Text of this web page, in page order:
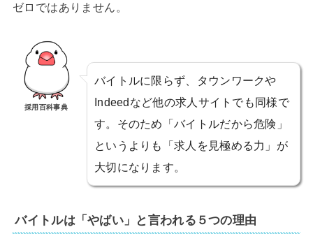
ゼロではありません。
採用百科事典
バイトルに限らず、タウンワークや
Indeedなど他の求人サイトでも同様で
す。そのため「バイトルだから危険」
というよりも「求人を見極める力」が
大切になります。
バイトルは「やばい」と言われる５つの理由